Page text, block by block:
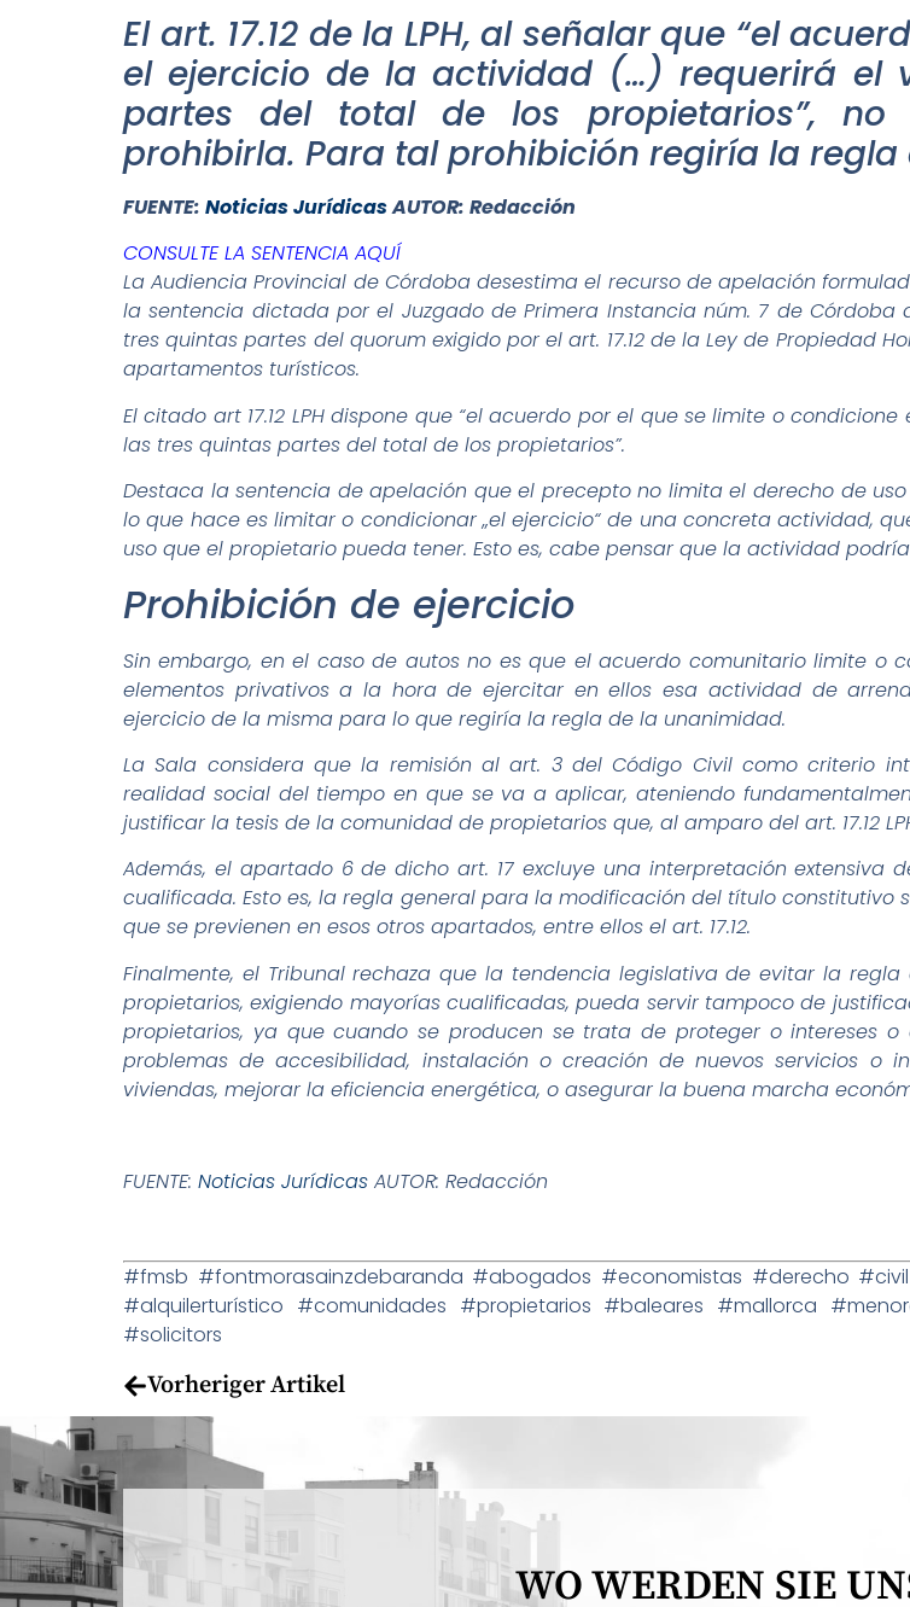
El art. 17.12 de la LPH, al señalar que “el
el ejercicio de la actividad (…) requerirá el
partes del total de los propietarios”, no
prohibirla. Para tal prohibición regiría la
FUENTE: Noticias JurídicasAUTOR: Redacción
CONSULTE LA SENTENCIA AQUÍ
La Audiencia Provincial de Córdoba desestima el recurso de apelación
la sentencia dictada por el Juzgado de Primera Instancia núm. 7 de
tres quintas partes del quorum exigido por el art. 17.12 de la Ley de Propiedad
apartamentos turísticos.
El citado art 17.12 LPH dispone que “el acuerdo por el que se limite o
las tres quintas partes del total de los propietarios”.
Destaca la sentencia de apelación que el precepto no limita el derecho de
lo que hace es limitar o condicionar „el ejercicio“ de una concreta actividad,
uso que el propietario pueda tener. Esto es, cabe pensar que la actividad
Prohibición de ejercicio
Sin embargo, en el caso de autos no es que el acuerdo comunitario limite o
elementos privativos a la hora de ejercitar en ellos esa actividad de
ejercicio de la misma para lo que regiría la regla de la unanimidad.
La Sala considera que la remisión al art. 3 del Código Civil como criterio
realidad social del tiempo en que se va a aplicar, ateniendo
justificar la tesis de la comunidad de propietarios que, al amparo del art. 17.12
Además, el apartado 6 de dicho art. 17 excluye una interpretación extensiva
cualificada. Esto es, la regla general para la modificación del título
que se previenen en esos otros apartados, entre ellos el art. 17.12.
Finalmente, el Tribunal rechaza que la tendencia legislativa de evitar la
propietarios, exigiendo mayorías cualificadas, pueda servir tampoco de
propietarios, ya que cuando se producen se trata de proteger o intereses
problemas de accesibilidad, instalación o creación de nuevos servicios
viviendas, mejorar la eficiencia energética, o asegurar la buena marcha
FUENTE: Noticias Jurídicas AUTOR: Redacción
#fmsb #fontmorasainzdebaranda #abogados #economistas #derecho
#alquilerturístico #comunidades #propietarios #baleares #mallorca
#solicitors
Vorheriger Artikel
WO WERDEN SIE